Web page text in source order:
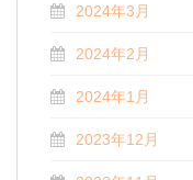
2024年3月
2024年2月
2024年1月
2023年12月